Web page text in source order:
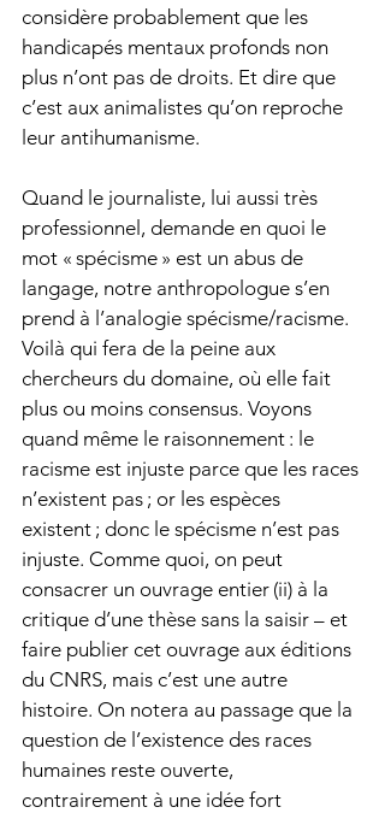
considère probablement que les
handicapés mentaux profonds non
plus n’ont pas de droits. Et dire que
c’est aux animalistes qu’on reproche
leur antihumanisme.
Quand le journaliste, lui aussi très
professionnel, demande en quoi le
mot « spécisme » est un abus de
langage, notre anthropologue s’en
prend à l’analogie spécisme/racisme.
Voilà qui fera de la peine aux
chercheurs du domaine, où elle fait
plus ou moins consensus. Voyons
quand même le raisonnement : le
racisme est injuste parce que les races
n’existent pas ; or les espèces
existent ; donc le spécisme n’est pas
injuste. Comme quoi, on peut
consacrer un ouvrage entier (ii) à la
critique d’une thèse sans la saisir – et
faire publier cet ouvrage aux éditions
du CNRS, mais c’est une autre
histoire. On notera au passage que la
question de l’existence des races
humaines reste ouverte,
contrairement à une idée fort